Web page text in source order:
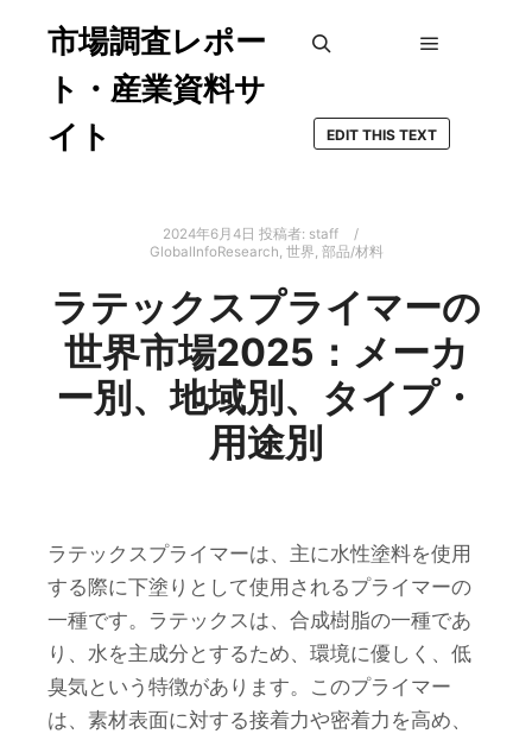
市場調査レポー
ト・産業資料サ
イト
EDIT THIS TEXT
2024年6月4日 投稿者: staff
GlobalInfoResearch, 世界, 部品/材料
ラテックスプライマーの
世界市場2025：メーカ
ー別、地域別、タイプ・
用途別
ラテックスプライマーは、主に水性塗料を使用
する際に下塗りとして使用されるプライマーの
一種です。ラテックスは、合成樹脂の一種であ
り、水を主成分とするため、環境に優しく、低
臭気という特徴があります。このプライマー
は、素材表面に対する接着力や密着力を高め、